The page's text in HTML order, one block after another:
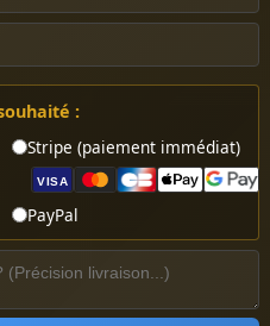
:
Stripe (paiement immédiat)
VISA
PayPal